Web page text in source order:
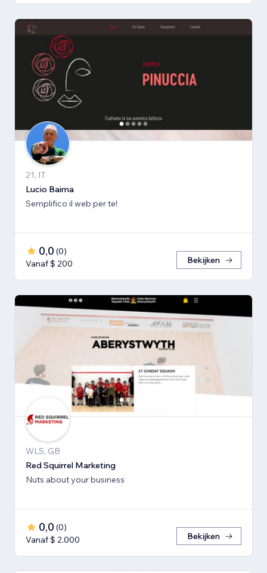
21, IT
Lucio Baima
Semplifico il web per te!
0,0 (0)
Vanaf $ 200
Bekijken
WLS, GB
Red Squirrel Marketing
Nuts about your business
0,0 (0)
Vanaf $ 2.000
Bekijken